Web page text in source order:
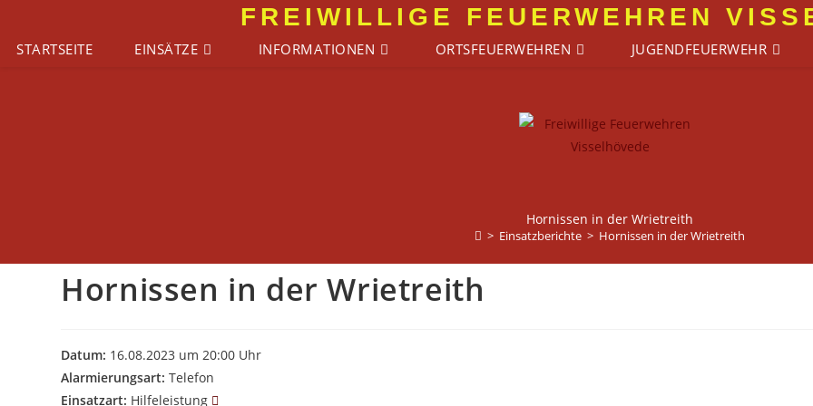
springen
FREIWILLIGE FEUERWEHREN
STARTSEITE EINSÄTZE INFORMATIONEN ORTSFEUERWEHREN JUGENDFEUERWEHR
Hornissen in der Wrietreith
> Einsatzberichte > Hornissen in der Wrietreith
Hornissen in der Wrietreith
Datum: 16.08.2023 um 20:00 Uhr
Alarmierungsart: Telefon
Einsatzart: Hilfeleistung